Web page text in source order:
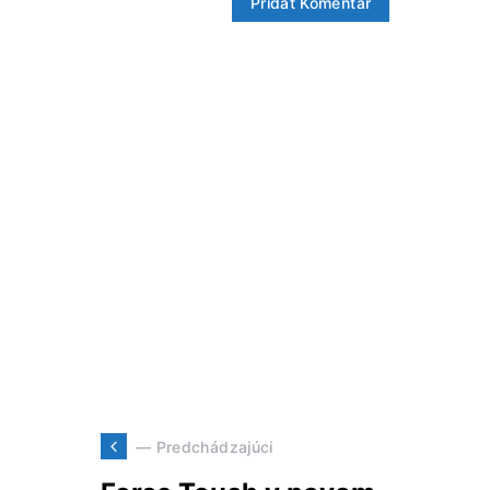
— Predchádzajúci